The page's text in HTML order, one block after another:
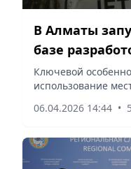
В Алматы
базе
ученых
Ключевой
использование
06.04.2026 14:44 •